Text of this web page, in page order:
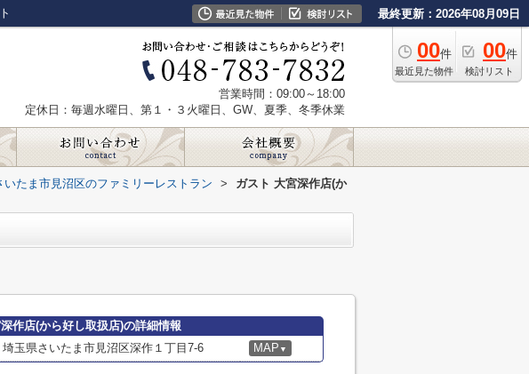
最終更新：2026年08月09日
00件
最近見た物件
00件
検討リスト
営業時間：09:00～18:00
定休日：毎週水曜日、第１・３火曜日、GW、夏季、冬季休業
いたま市見沼区のファミリーレストラン >
ガスト 大宮深作店(か
作店(から好し取扱店)の詳細情報
埼玉県さいたま市見沼区深作１丁目7-6 MAP ▼